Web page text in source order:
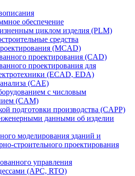
обеспечение
циклом изделия (PLM)
средства
(MCAD)
проектирования (CAD)
проектирования для
(ECAD, EDA)
(CAE)
с числовым
(CAM)
подготовки производства (CAPP)
данными об изделии
моделирования зданий и
строительного проектирования
управления
(APC, RTO)